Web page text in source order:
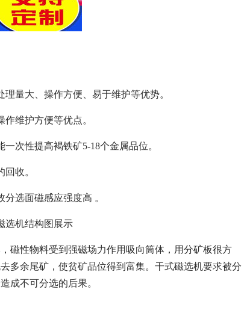
量大、操作方便、易于维护等优势。
维护方便等优点。
次性提高褐铁矿5-18个金属品位。
收。
选面磁感应强度高 。
选机结构图展示
磁性物料受到强磁场力作用吸向筒体，用分矿板很方
多余尾矿，使贫矿品位得到富集。干式磁选机要求被分
成不可分选的后果。